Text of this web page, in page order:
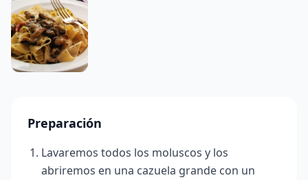
Preparación
Lavaremos todos los moluscos y los
abriremos en una cazuela grande con un